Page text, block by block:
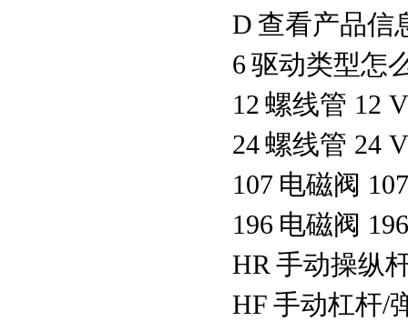
D 查看产品信
6 驱动类型怎
12 螺线管 12
24螺线管 24
107 电磁阀
196 电磁阀
HR 手动操纵
HF 手动杠杆/